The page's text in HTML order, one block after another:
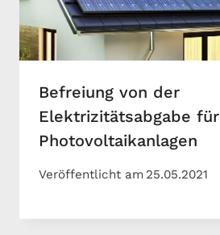
Befreiung von der
Elektrizitätsabgabe für
Photovoltaikanlagen
Veröffentlicht am 25.05.2021